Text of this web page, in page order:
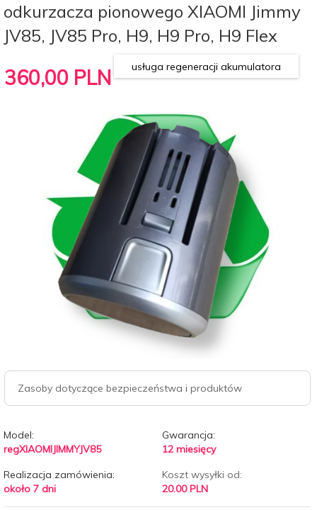
odkurzacza pionowego XIAOMI Jimmy
JV85, JV85 Pro, H9, H9 Pro, H9 Flex
360,00 PLN usługa regeneracji akumulatora
Zasoby dotyczące bezpieczeństwa i produktów
Model:
regXIAOMIJIMMYJV85
Gwarancja:
12 miesięcy
Realizacja zamówienia:
około 7 dni
Koszt wysyłki od:
20.00 PLN